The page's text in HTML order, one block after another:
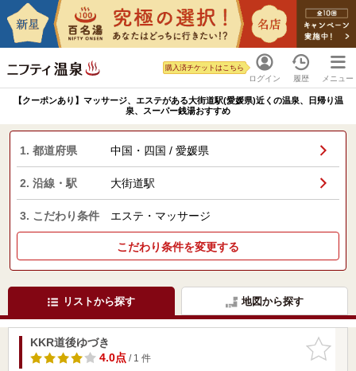
ログイン
購入済チケットはこちら
履歴 メニュー
【クーポンあり】マッサージ、エステがある大街道駅(愛媛県)近くの温泉、日帰り温
泉、スーパー銭湯おすすめ
1. 都道府県 中国・四国 / 愛媛県
2. 沿線・駅 大街道駅
3. こだわり条件 エステ・マッサージ
こだわり条件を変更する
リストから探す 地図から探す
お気に入
りに追加
KKR道後ゆづき
4.0点/ 1 件